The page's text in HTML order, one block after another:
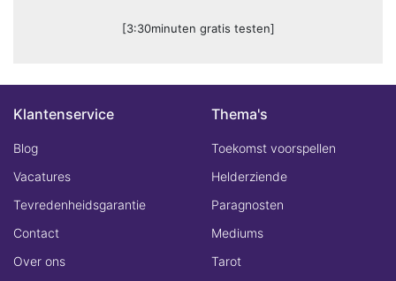
[3:30minuten gratis testen]
Klantenservice
Blog
Vacatures
Tevredenheidsgarantie
Contact
Over ons
Thema's
Toekomst voorspellen
Helderziende
Paragnosten
Mediums
Tarot